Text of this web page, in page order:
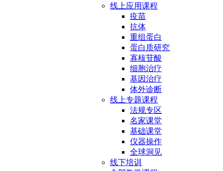
线上应用课程
疫苗
抗体
重组蛋白
蛋白质研究
寡核苷酸
细胞治疗
基因治疗
体外诊断
线上专题课程
法规专区
名家课堂
基础课堂
仪器操作
全球洞见
线下培训